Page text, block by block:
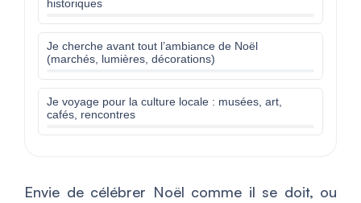
historiques
Je cherche avant tout l’ambiance de Noël
(marchés, lumières, décorations)
Je voyage pour la culture locale : musées, art,
cafés, rencontres
Envie de célébrer Noël comme il se doit, ou